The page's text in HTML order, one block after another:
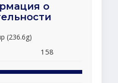
о
(236.6g)
158